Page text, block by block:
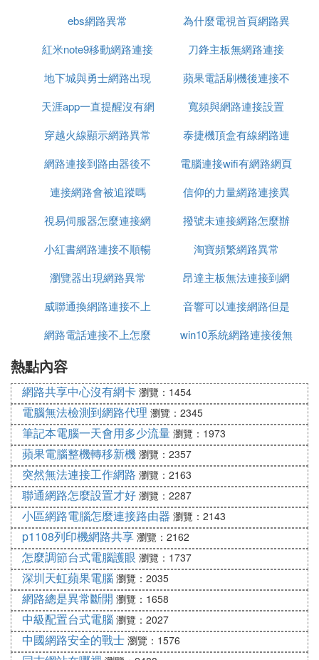
路異常
ebs網路異常
為什麼電視首頁網路異
常
紅米note9移動網路連接
不上
刀鋒主板無網路連接
地下城與勇士網路出現
異常09
蘋果電話刷機後連接不
上網路
天涯app一直提醒沒有網
路連接
寬頻與網路連接設置
穿越火線顯示網路異常
安全
泰捷機頂盒有線網路連
接這樣設置
網路連接到路由器後不
能上網
電腦連接wifi有網路網頁
打不開
連接網路會被追蹤嗎
信仰的力量網路連接異
常
視易伺服器怎麼連接網
路
撥號未連接網路怎麼辦
小紅書網路連接不順暢
淘寶頻繁網路異常
瀏覽器出現網路異常
昂達主板無法連接到網
路
威聯通換網路連接不上
音響可以連接網路但是
無法上網
網路電話連接不上怎麼
win10系統網路連接後無
熱點內容
網路共享中心沒有網卡 瀏覽：1454
電腦無法檢測到網路代理 瀏覽：2345
筆記本電腦一天會用多少流量 瀏覽：1973
蘋果電腦整機轉移新機 瀏覽：2357
突然無法連接工作網路 瀏覽：2163
聯通網路怎麼設置才好 瀏覽：2287
小區網路電腦怎麼連接路由器 瀏覽：2143
p1108列印機網路共享 瀏覽：2162
怎麼調節台式電腦護眼 瀏覽：1737
深圳天虹蘋果電腦 瀏覽：2035
網路總是異常斷開 瀏覽：1658
中級配置台式電腦 瀏覽：2027
中國網路安全的戰士 瀏覽：1576